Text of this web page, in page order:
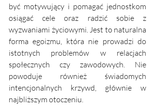
być motywujący i pomagać jednostkom
osiągać cele oraz radzić sobie z
wyzwaniami życiowymi. Jest to naturalna
forma egoizmu, która nie prowadzi do
istotnych problemów w relacjach
społecznych czy zawodowych. Nie
powoduje również świadomych
intencjonalnych krzywd, głównie w
najbliższym otoczeniu.